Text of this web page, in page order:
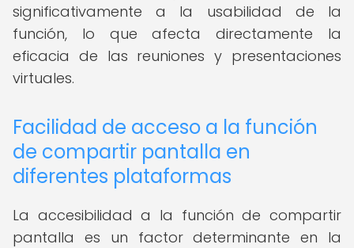
significativamente a la usabilidad de la
función, lo que afecta directamente la
eficacia de las reuniones y presentaciones
virtuales.
Facilidad de acceso a la función
de compartir pantalla en
diferentes plataformas
La accesibilidad a la función de compartir
pantalla es un factor determinante en la